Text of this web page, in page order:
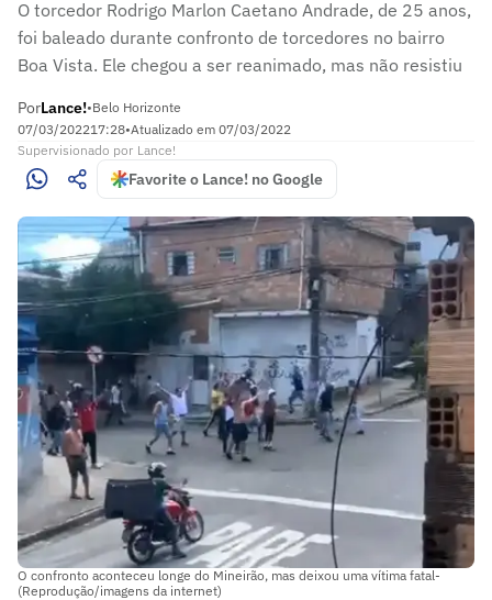
O torcedor Rodrigo Marlon Caetano Andrade, de 25 anos,
foi baleado durante confronto de torcedores no bairro
Boa Vista. Ele chegou a ser reanimado, mas não resistiu
PorLance!•Belo Horizonte
07/03/202217:28•Atualizado em 07/03/2022
Supervisionado por Lance!
Favorite o Lance! no Google
O confronto aconteceu longe do Mineirão, mas deixou uma vítima fatal-
(Reprodução/imagens da internet)